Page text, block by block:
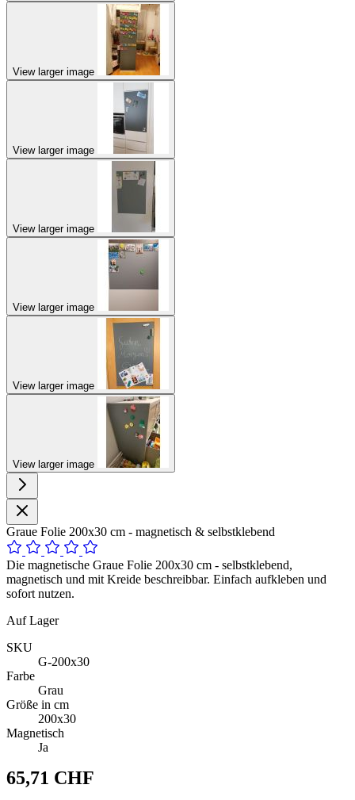
View larger image
View larger image
View larger image
View larger image
View larger image
View larger image
Graue Folie 200x30 cm - magnetisch & selbstklebend
Die magnetische Graue Folie 200x30 cm - selbstklebend,
magnetisch und mit Kreide beschreibbar. Einfach aufkleben und
sofort nutzen.
Auf Lager
SKU
G-200x30
Farbe
Grau
Größe in cm
200x30
Magnetisch
Ja
65,71 CHF